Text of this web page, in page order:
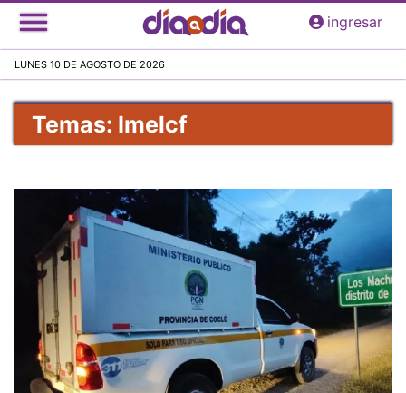
Pasar
al
principal
ingresar
LUNES 10 DE AGOSTO DE 2026
Temas: Imelcf